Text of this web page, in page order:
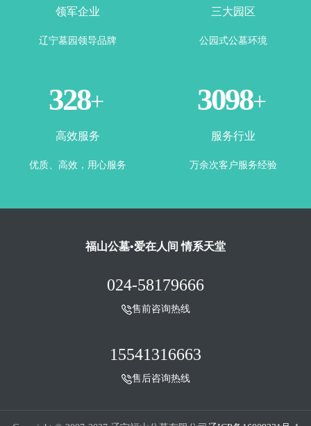
领军企业
辽宁墓园领导品牌
三大园区
公园式公墓环境
360+
高效服务
优质、高效，用心服务
3443+
服务行业
万余次客户服务经验
福山公墓•爱在人间 情系天堂
024-58179666
售前咨询热线
15541316663
售后咨询热线